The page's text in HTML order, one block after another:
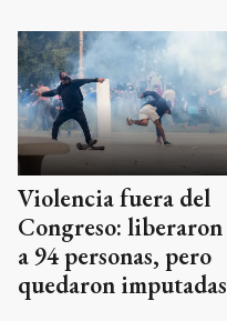
Violencia fuera del
Congreso: liberaron
a 94 personas, pero
quedaron imputadas